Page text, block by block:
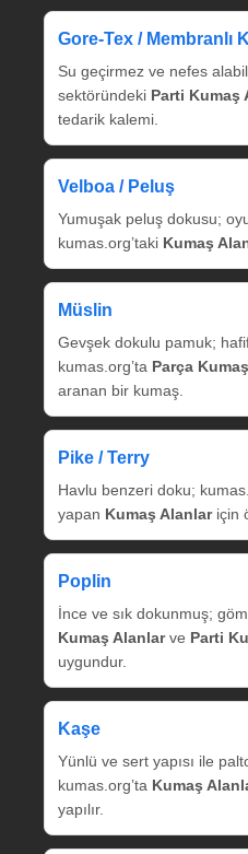
Gore‑Tex / Membranlı
Su geçirmez ve nefes
sektöründeki Parti Kumaş
tedarik kalemi.
Velboa / Peluş
Yumuşak peluş dokusu;
kumas.org’taki Kumaş
Müslin
Gevşek dokulu pamuk;
kumas.org’ta Parça
aranan bir kumaş.
Pike / Terry
Havlu benzeri doku;
yapan Kumaş Alanlariçin
Poplin
İnce ve sık dokunmuş;
Kumaş Alanlarve Parti
uygundur.
Kaşe
Yünlü ve sert yapısı ile
kumas.org’ta Kumaş
yapılır.